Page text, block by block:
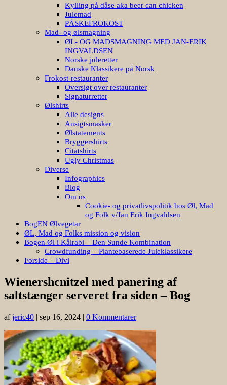
Kylling på dåse aka beer can chicken
Julemad
PÅSKEFROKOST
Mad- og ølsmagning
ØL- OG MADSMAGNING MED JAN-ERIK
INGVALDSEN
Norske juleretter
Danske Klassikere på Norsk
Frokost-restauranter
Oversigt over restauranter
Signaturretter
Ølshirts
Alle designs
Ansigtsmasker
Ølstatements
Bryggershirts
Citatshirts
Ugly Christmas
Diverse
Infographics
Blog
Om os
Cookie- og privatlivspolitik hos Øl, Mad
og Folk v/Jan Erik Ingvaldsen
BogEN Ølvegetar
ØL, Mad og Folks mission og vision
Bogen Øl i Kålrabi – Den Sunde Kombination
Crowdfunding – Plantebaserede Juleklassikere
Forside – Divi
Wienershcnitzel med panering af
saltstænger serveret fra siden – Bog
afjeric40 | sep 16, 2024 | 0 Kommentarer